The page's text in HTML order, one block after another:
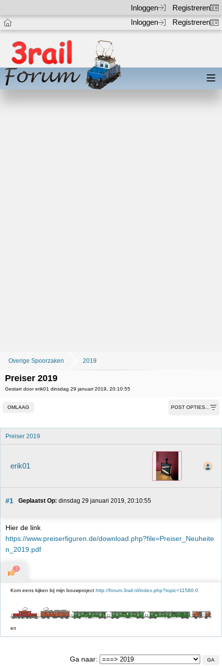
Inloggen
Registreren
Inloggen
Registreren
Overige Spoorzaken 2019
Preiser 2019
Gestart door erik01 dinsdag 29 januari 2019, 20:10:55
OMLAAG POST OPTIES...
Preiser 2019
erik01
#1 Geplaatst Op: dinsdag 29 januari 2019, 20:10:55
Hier de link
https://www.preiserfiguren.de/download.php?file=Preiser_Neuheite
n_2019.pdf
3
Kom eens kijken bij mijn bouwproject http://forum.3rail.nl/index.php?topic=11580.0
en
Ga naar